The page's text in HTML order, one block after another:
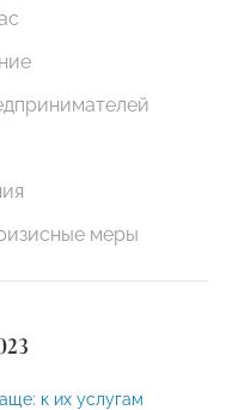
меры
к их услугам